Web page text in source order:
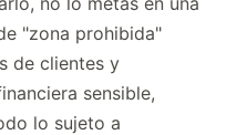
"zona prohibida"
de clientes y
sensible,
lo sujeto a